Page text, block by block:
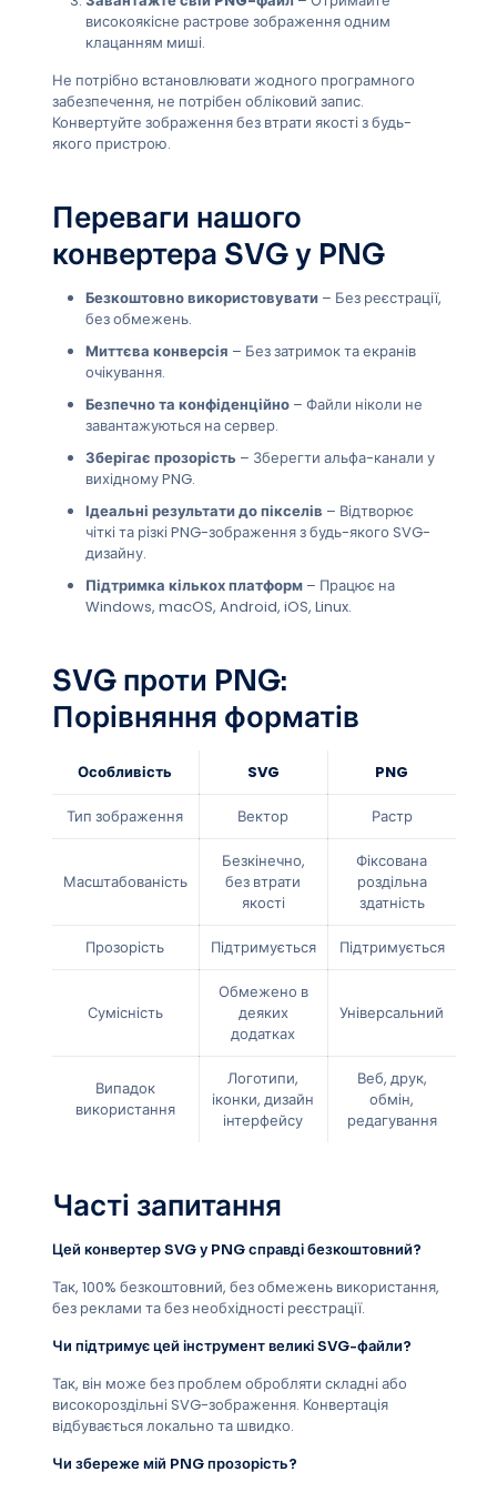
високоякісне растрове зображення одним
клацанням миші.
Не потрібно встановлювати жодного програмного
забезпечення, не потрібен обліковий запис.
Конвертуйте зображення без втрати якості з будь-
якого пристрою.
Переваги нашого
конвертера SVG у PNG
Безкоштовно використовувати– Без реєстрації,
без обмежень.
Миттєва конверсія – Без затримок та екранів
очікування.
Безпечно та конфіденційно– Файли ніколи не
завантажуються на сервер.
Зберігає прозорість – Зберегти альфа-канали у
вихідному PNG.
Ідеальні результати до пікселів – Відтворює
чіткі та різкі PNG-зображення з будь-якого SVG-
дизайну.
Підтримка кількох платформ– Працює на
Windows, macOS, Android, iOS, Linux.
SVG проти PNG:
Порівняння форматів
Особливість SVG PNG
Тип зображення Вектор Растр
Масштабованість
Безкінечно,
без втрати
якості
Фіксована
роздільна
здатність
Прозорість Підтримується Підтримується
Сумісність
Обмежено в
деяких
додатках
Універсальний
Випадок
використання
Логотипи,
іконки, дизайн
інтерфейсу
Веб, друк,
обмін,
редагування
Часті запитання
Цей конвертер SVG у PNG справді безкоштовний?
Так, 100% безкоштовний, без обмежень використання,
без реклами та без необхідності реєстрації.
Чи підтримує цей інструмент великі SVG-файли?
Так, він може без проблем обробляти складні або
високороздільні SVG-зображення. Конвертація
відбувається локально та швидко.
Чи збереже мій PNG прозорість?